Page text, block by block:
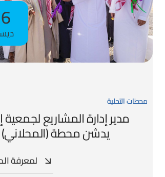
محطات التحلية
مدير إدارة المشاريع لجمعية
يدشن محطة (المحلاني)
لمعرفة